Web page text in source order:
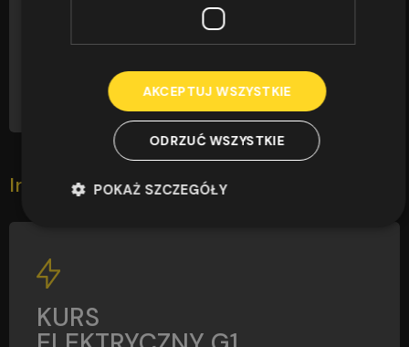
ponad 42 000 zrealizowanych kursów i
zdawalność egzaminów sięgająca 97,4% – to nie...
Inni zapisali się również
KURS
AKCEPTUJ WSZYSTKIE
ODRZUĆ WSZYSTKIE
POKAŻ SZCZEGÓŁY